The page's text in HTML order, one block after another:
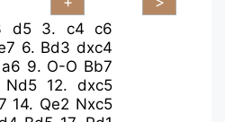
d5 3. c4 c6
6. Bd3 dxc4
a6 9. O-O Bb7
Nd5 12.dxc5
14. Qe2 Nxc5